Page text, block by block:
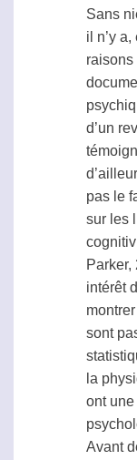
Sans
il n’y
raisons
d’un
pas le
sur les
Parker,
intérêt
sont
la
ont
Avant